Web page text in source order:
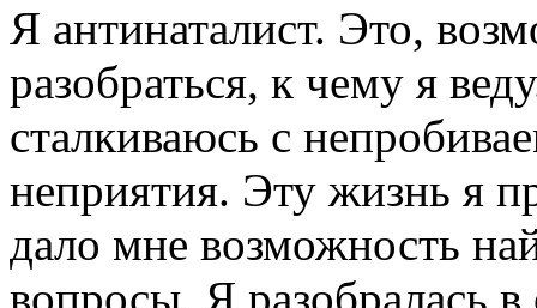
Я антинаталист. Это,
разобраться, к чему я
сталкиваюсь с
неприятия. Эту жизнь я
дало мне возможность
вопросы. Я разобралась в